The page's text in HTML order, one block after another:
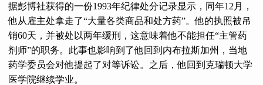
据彭博社获得的一份1993年纪律处分记录显示，同年12月，
他从雇主处拿走了“大量各类商品和处方药”。他的执照被吊
销60天，并被处以两年缓刑，这意味着他不能担任“主管药
剂师”的职务。此事也影响到了他回到内布拉斯加州，当地
药学委员会对他提起了对等诉讼。之后，他回到克瑞顿大学
医学院继续学业。